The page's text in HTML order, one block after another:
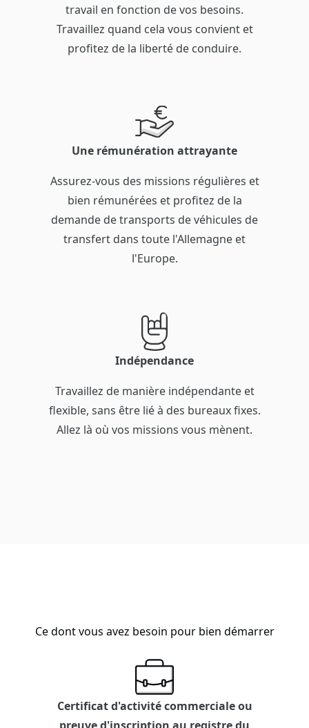
travail en fonction de vos besoins.
Travaillez quand cela vous convient et
profitez de la liberté de conduire.
Une rémunération attrayante
Assurez-vous des missions régulières et
bien rémunérées et profitez de la
demande de transports de véhicules de
transfert dans toute l'Allemagne et
l'Europe.
Indépendance
Travaillez de manière indépendante et
flexible, sans être lié à des bureaux fixes.
Allez là où vos missions vous mènent.
Ce dont vous avez besoin pour bien démarrer
Certificat d'activité commerciale ou